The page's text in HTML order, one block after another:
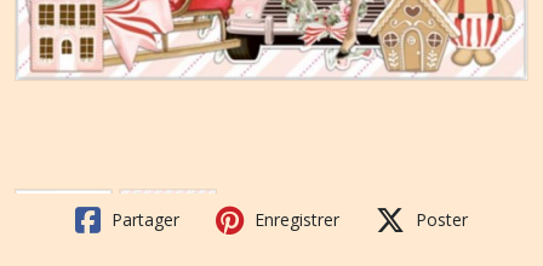
Partager Enregistrer Poster